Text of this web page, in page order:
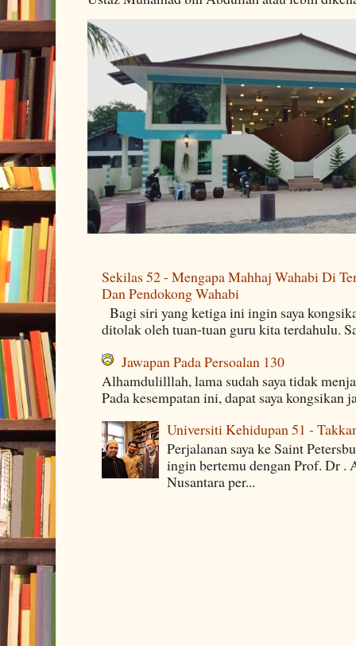
Sekilas 52 - Mengapa Mahhaj Wahabi Di
Dan Pendokong Wahabi
Bagi siri yang ketiga ini ingin saya
ditolak oleh tuan-tuan guru kita terdahulu.
Jawapan Pada Persoalan 130
Alhamdulilllah, lama sudah saya tidak
Pada kesempatan ini, dapat saya kongsikan
Universiti Kehidupan 51 -
Perjalanan saya ke Saint
ingin bertemu dengan Prof. Dr
Nusantara per...